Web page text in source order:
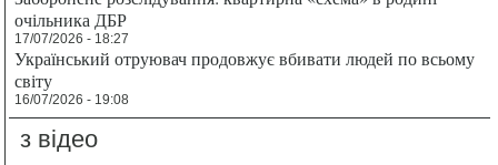
очільника ДБР
17/07/2026 - 18:27
Український отруювач продовжує вбивати людей по всьому
світу
16/07/2026 - 19:08
з відео